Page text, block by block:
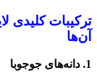
ترکیبات کلیدی
آن‌ها
1. دانه‌های جوجوبا